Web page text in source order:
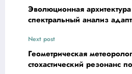
Эволюционная
спектральный анализ
Next post
Геометрическая
стохастический резонанс